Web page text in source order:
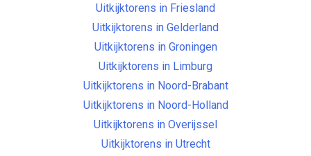
Uitkijktorens in Friesland
Uitkijktorens in Gelderland
Uitkijktorens in Groningen
Uitkijktorens in Limburg
Uitkijktorens in Noord-Brabant
Uitkijktorens in Noord-Holland
Uitkijktorens in Overijssel
Uitkijktorens in Utrecht